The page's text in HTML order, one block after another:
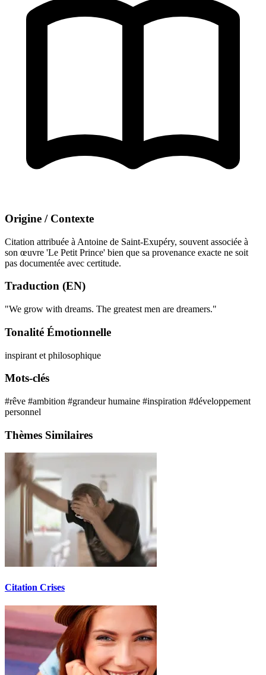
Origine / Contexte
Citation attribuée à Antoine de Saint-Exupéry, souvent associée à
son œuvre 'Le Petit Prince' bien que sa provenance exacte ne soit
pas documentée avec certitude.
Traduction (EN)
"We grow with dreams. The greatest men are dreamers."
Tonalité Émotionnelle
inspirant et philosophique
Mots-clés
#rêve #ambition #grandeur humaine #inspiration #développement
personnel
Thèmes Similaires
Citation Crises